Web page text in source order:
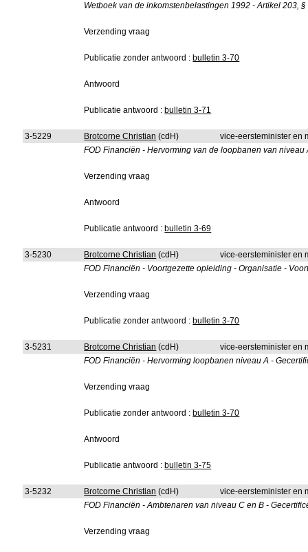
Wetboek van de inkomstenbelastingen 1992 - Artikel 203,
Verzending vraag
Publicatie zonder antwoord : bulletin 3-70
Antwoord
Publicatie antwoord : bulletin 3-71
3-5229 Brotcorne Christian (cdH)
vice-eersteminister en
FOD Financiën - Hervorming van de loopbanen van
Verzending vraag
Antwoord
Publicatie antwoord : bulletin 3-69
3-5230 Brotcorne Christian (cdH)
vice-eersteminister en
FOD Financiën - Voortgezette opleiding - Organisatie -
Verzending vraag
Publicatie zonder antwoord : bulletin 3-70
3-5231 Brotcorne Christian (cdH)
vice-eersteminister en
FOD Financiën - Hervorming loopbanen niveau A -
Verzending vraag
Publicatie zonder antwoord : bulletin 3-70
Antwoord
Publicatie antwoord : bulletin 3-75
3-5232 Brotcorne Christian (cdH)
vice-eersteminister en
FOD Financiën - Ambtenaren van niveau C en B -
Verzending vraag